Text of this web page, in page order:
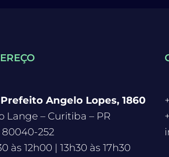
Angelo Lopes, 1860
Lange – Curitiba – PR
80040-252
às 12h00 | 13h30 às 17h30